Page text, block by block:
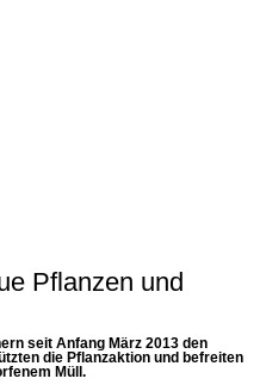
Pflanzen und
seit Anfang März 2013 den
die Pflanzaktion und befreiten
Müll.